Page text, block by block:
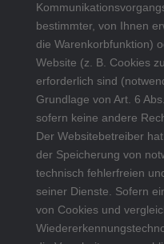
bestimmter, von Ihnen
die Warenkorbfunktion)
Website (z. B. Cookies
erforderlich sind
Grundlage von Art. 6
sofern keine andere
Der Websitebetreiber
der Speicherung von
technisch fehlerfreien
seiner Dienste. Sofern
von Cookies und